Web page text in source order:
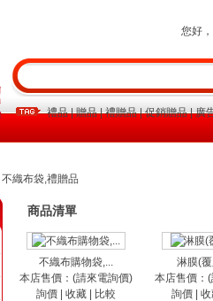
您好
禮品|贈品|禮贈品|促銷贈品|廣
不織布袋,禮贈品
商品清單
不織布購物袋,...
本店售價：(請來電詢價)
詢價
收藏 比較
淋膜(
本店售價：
詢價